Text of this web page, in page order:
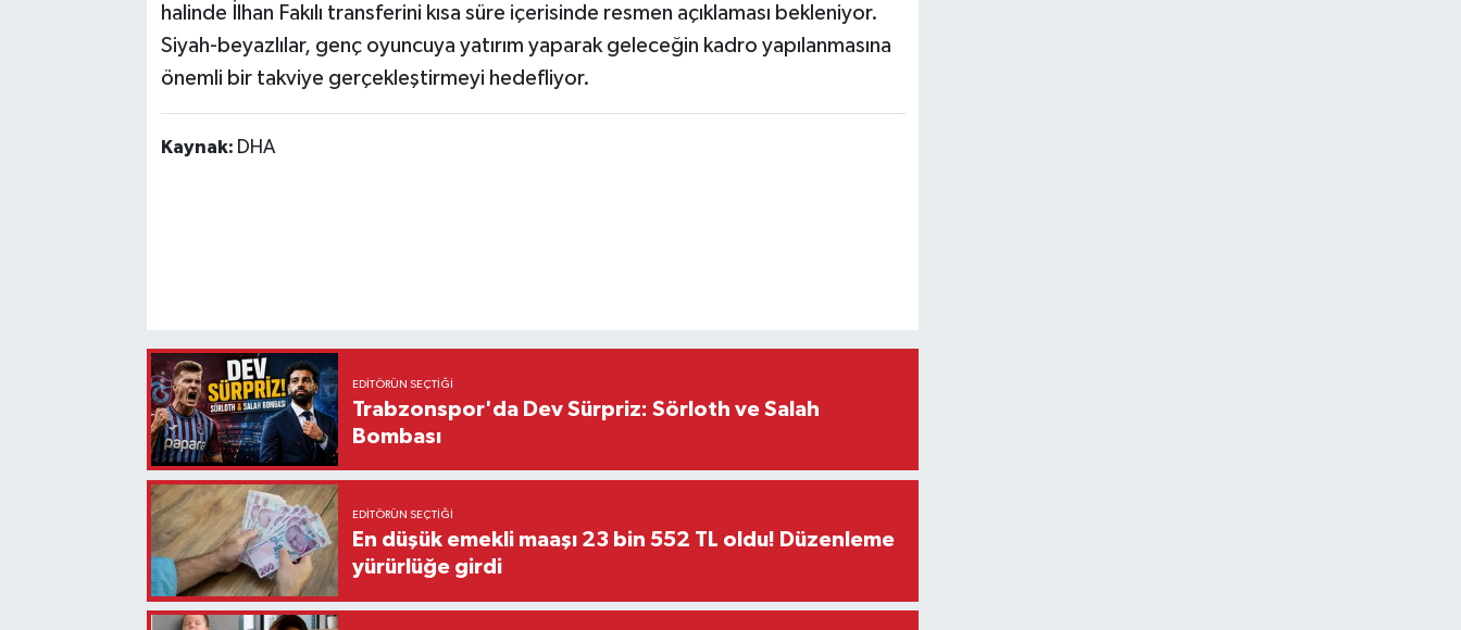
halinde İlhan Fakılı transferini kısa süre içerisinde resmen açıklaması bekleniyor.
Siyah-beyazlılar, genç oyuncuya yatırım yaparak geleceğin kadro yapılanmasına
önemli bir takviye gerçekleştirmeyi hedefliyor.
Kaynak: DHA
EDITÖRÜN SEÇTIĞI
Trabzonspor'da Dev Sürpriz: Sörloth ve Salah
Bombası
EDITÖRÜN SEÇTIĞI
En düşük emekli maaşı 23 bin 552 TL oldu! Düzenleme
yürürlüğe girdi